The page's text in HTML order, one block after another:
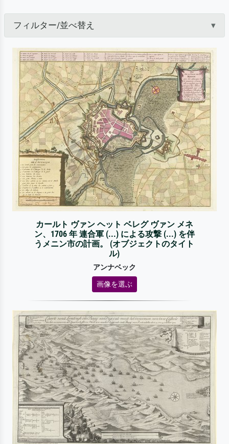
フィルター/並べ替え
カールト ヴァン ヘット ベレグ ヴァン メネ
ン、1706 年 連合軍 (...) による攻撃 (...) を伴
うメニン市の計画。 (オブジェクトのタイト
ル)
アンナベック
画像を選ぶ